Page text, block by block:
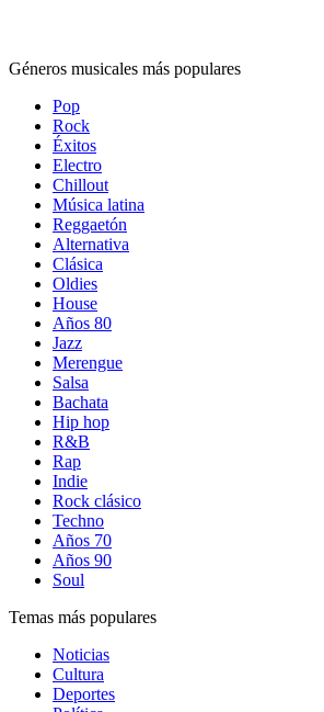
Géneros musicales más populares
Pop
Rock
Éxitos
Electro
Chillout
Música latina
Reggaetón
Alternativa
Clásica
Oldies
House
Años 80
Jazz
Merengue
Salsa
Bachata
Hip hop
R&B
Rap
Indie
Rock clásico
Techno
Años 70
Años 90
Soul
Temas más populares
Noticias
Cultura
Deportes